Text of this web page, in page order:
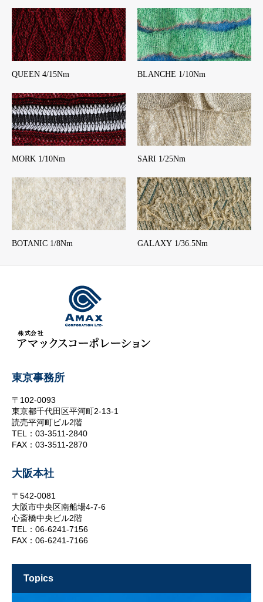
QUEEN 4/15Nm BLANCHE 1/10Nm
MORK 1/10Nm SARI 1/25Nm
BOTANIC 1/8Nm GALAXY 1/36.5Nm
東京事務所
〒102-0093
東京都千代田区平河町2-13-1
読売平河町ビル2階
TEL：03-3511-2840
FAX：03-3511-2870
大阪本社
〒542-0081
大阪市中央区南船場4-7-6
心斎橋中央ビル2階
TEL：06-6241-7156
FAX：06-6241-7166
topics